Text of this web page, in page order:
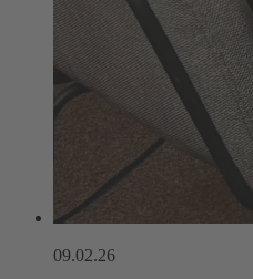
09.02.26